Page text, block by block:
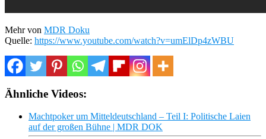
Mehr von MDR Doku
Quelle: https://www.youtube.com/watch?v=umElDp4zWBU
Ähnliche Videos:
Machtpoker um Mitteldeutschland – Teil I: Politische Laien
auf der großen Bühne | MDR DOK